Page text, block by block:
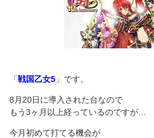
「戦国乙女5 」です。
8月20日に導入された台なので
もう3ヶ月以上経っているのですが…
今月初めて打てる機会が